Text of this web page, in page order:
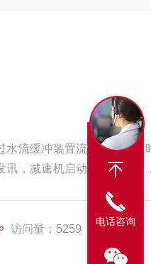
水流缓冲装置流到无纺布上
讯，减速机启动，拖动滤布
访问量：5259
电话咨询